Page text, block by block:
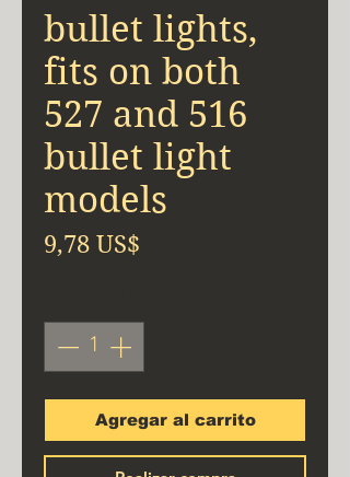
bullet lights,
fits on both
527 and 516
bullet light
models
9,78 US$
Agregar al carrito